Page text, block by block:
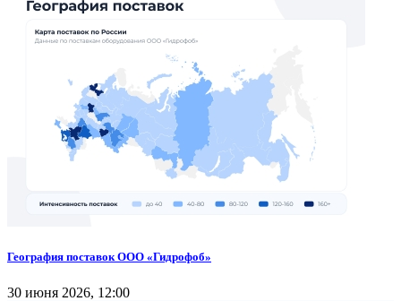
География поставок ООО «Гидрофоб»
30 июня 2026, 12:00